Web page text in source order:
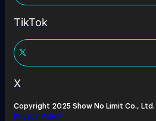
TikTok
X
Copyright 2025 Show No Limit Co., Ltd.
Privacy Policy